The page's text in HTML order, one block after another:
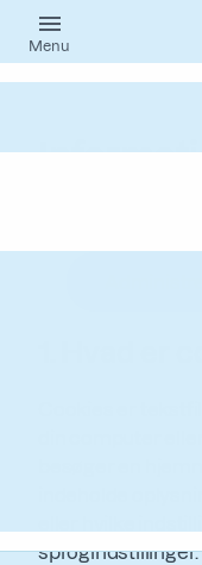
Gå
til
Menu
1. Hvad er
Cookies er
din computer
besøger en
indeholde
eller hvilke